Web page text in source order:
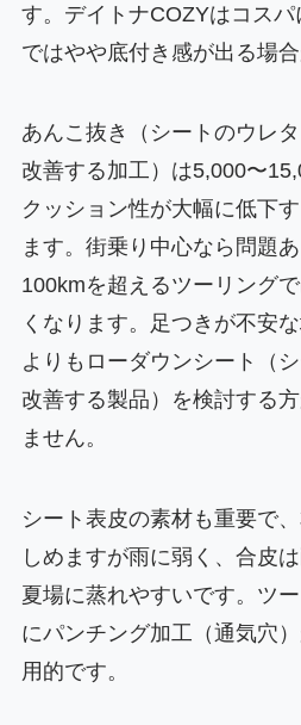
す。デイトナCOZYはコス
ではやや底付き感が出る場合
あんこ抜き（シートのウレ
改善する加工）は5,000〜
クッション性が大幅に低下
ます。街乗り中心なら問題
100kmを超えるツーリング
くなります。足つきが不安
よりもローダウンシート（
改善する製品）を検討する
ません。
シート表皮の素材も重要で
しめますが雨に弱く、合皮
夏場に蒸れやすいです。ツ
にパンチング加工（通気穴
用的です。